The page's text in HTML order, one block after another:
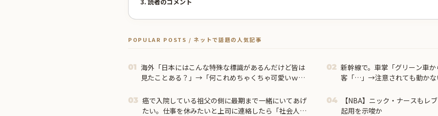
3. 読者のコメント
POPULAR POSTS / ネットで話題の人気記事
01 海外「日本にはこんな特殊な標識があるんだけど皆は
見たことある？」→「何これめちゃくちゃ可愛いｗ
02 新幹線で。車掌「グリーン車
客「…」→注意されても動かな
03 癌で入院している祖父の側に最期まで一緒にいてあげ
たい。仕事を休みたいと上司に連絡したら「社会人と
04
【NBA】ニック・ナースもレ
起用を示唆か